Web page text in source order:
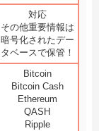
対応
その他重要情報は
暗号化されたデー
タベースで保管！
Bitcoin
Bitcoin Cash
Ethereum
QASH
Ripple